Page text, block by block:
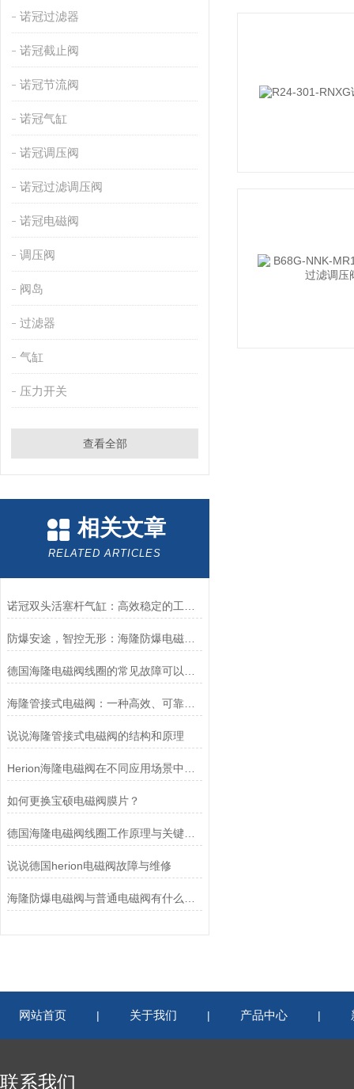
诺冠过滤器
诺冠截止阀
诺冠节流阀
诺冠气缸
诺冠调压阀
诺冠过滤调压阀
诺冠电磁阀
调压阀
阀岛
过滤器
气缸
压力开关
查看全部
相关文章
RELATED ARTICLES
防爆安途，智控无形：海隆防爆电磁阀，危险区域的可靠卫士
说说海隆管接式电磁阀的结构和原理
如何更换宝硕电磁阀膜片？
德国海隆电磁阀线圈工作原理与关键作用
说说德国herion电磁阀故障与维修
网站首页 | 关于我们 | 产品中心 |
联系我们